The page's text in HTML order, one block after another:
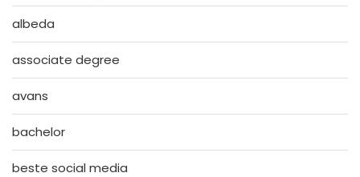
albeda
associate degree
avans
bachelor
beste social media